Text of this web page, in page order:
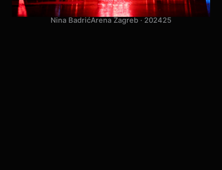
Nina BadrićArena Zagreb · 202425